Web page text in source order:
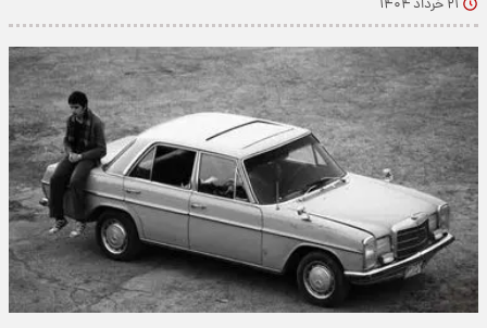
۲۱ خرداد ۱۴۰۴